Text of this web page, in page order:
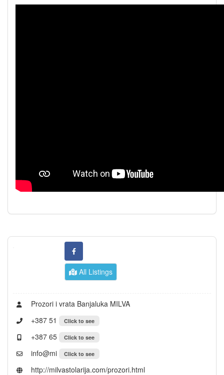
All Listings
Prozori i vrata Banjaluka MILVA
+387 51
Click to see
+387 65 Click to see
info@mi Click to see
http://milvastolarija.com/prozori.html